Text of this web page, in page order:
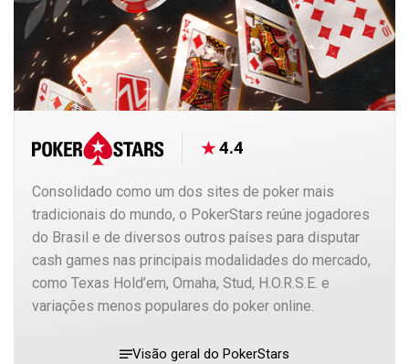
4.4
Consolidado como um dos sites de poker mais
tradicionais do mundo, o PokerStars reúne jogadores
do Brasil e de diversos outros países para disputar
cash games nas principais modalidades do mercado,
como Texas Hold’em, Omaha, Stud, H.O.R.S.E. e
variações menos populares do poker online.
Visão geral do PokerStars